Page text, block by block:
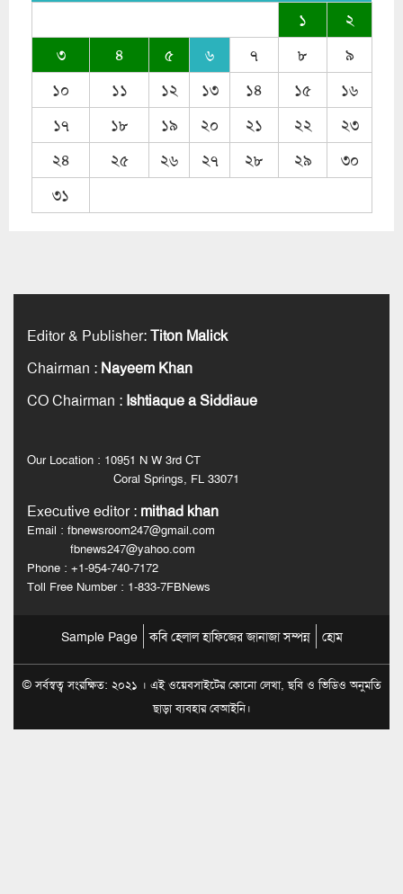
১
২
৩
৪ ৫ ৬ ৭ ৮
৯
১০
১১ ১২ ১৩ ১৪ ১৫
১৬
১৭
১৮ ১৯ ২০ ২১ ২২
২৩
২৪
২৫ ২৬ ২৭ ২৮ ২৯
৩০
৩১
Editor & Publisher:Titon Malick
Chairman : Nayeem Khan
CO Chairman : Ishtiaque a Siddiaue
Our Location : 10951 N W 3rd CT
Coral Springs, FL 33071
Executive editor: mithad khan
Email : fbnewsroom247@gmail.com
fbnews247@yahoo.com
Phone : +1-954-740-7172
Toll Free Number : 1-833-7FBNews
Sample Page কবি হেলাল হাফিজের জানাজা সম্পন্ন হোম
© সর্বস্বত্ব সংরক্ষিত: ২০২১ । এই ওয়েবসাইটের কোনো লেখা, ছবি ও ভিডিও অনুমতি
ছাড়া ব্যবহার বেআইনি।